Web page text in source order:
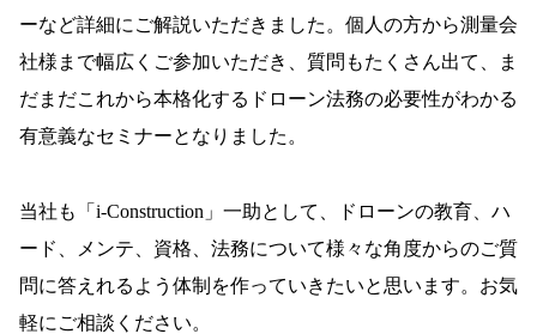
ーなど詳細にご解説いただきました。個人の方から測量会
社様まで幅広くご参加いただき、質問もたくさん出て、ま
だまだこれから本格化するドローン法務の必要性がわかる
有意義なセミナーとなりました。
当社も「 i-Construction 」一助として、ドローンの教育、ハ
ード、メンテ、資格、法務について様々な角度からのご質
問に答えれるよう体制を作っていきたいと思います。お気
軽にご相談ください。